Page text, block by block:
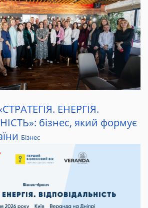
ЕНЕРГІЯ.
бізнес, який формує
Бізнес